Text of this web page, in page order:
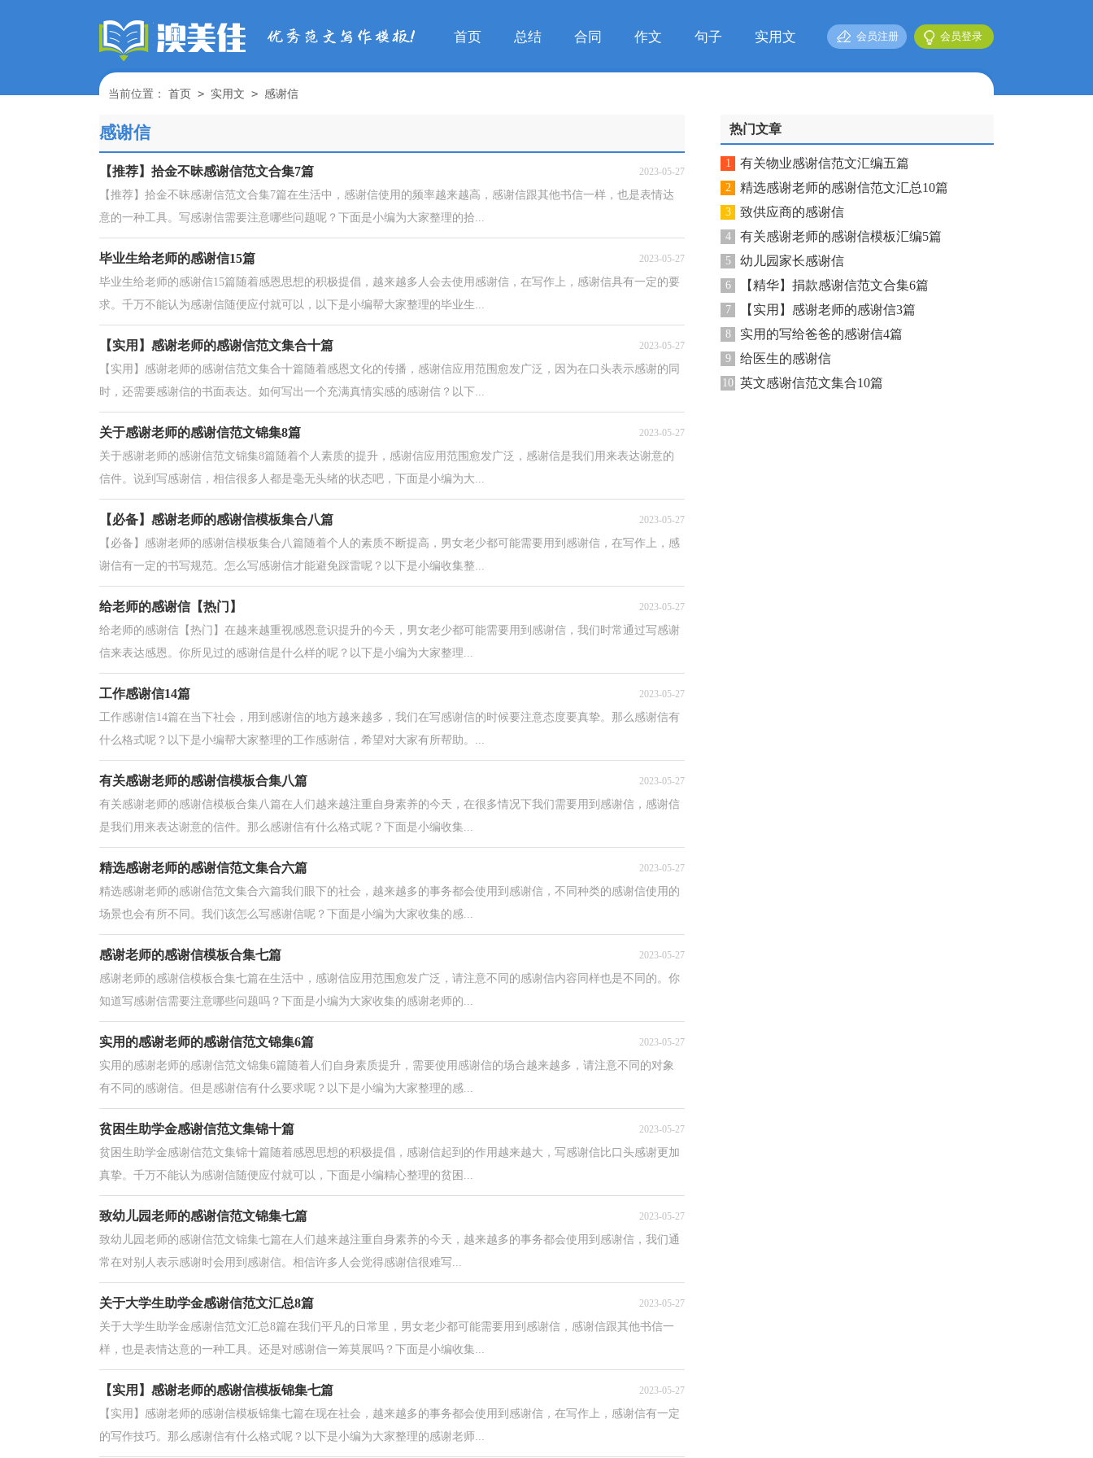
首页 总结 合同 作文 句子 实用文 会员登录
会员注册
当前位置： 首页 > 实用文 > 感谢信
感谢信
【推荐】拾金不昧感谢信范文合集7篇 2023-05-27
【推荐】拾金不昧感谢信范文合集7篇在生活中，感谢信使用的频率越来越高，感谢信跟其他书信一样，也是表情达
意的一种工具。写感谢信需要注意哪些问题呢？下面是小编为大家整理的拾...
毕业生给老师的感谢信15篇 2023-05-27
毕业生给老师的感谢信15篇随着感恩思想的积极提倡，越来越多人会去使用感谢信，在写作上，感谢信具有一定的要
求。千万不能认为感谢信随便应付就可以，以下是小编帮大家整理的毕业生...
【实用】感谢老师的感谢信范文集合十篇 2023-05-27
【实用】感谢老师的感谢信范文集合十篇随着感恩文化的传播，感谢信应用范围愈发广泛，因为在口头表示感谢的同
时，还需要感谢信的书面表达。如何写出一个充满真情实感的感谢信？以下...
关于感谢老师的感谢信范文锦集8篇 2023-05-27
关于感谢老师的感谢信范文锦集8篇随着个人素质的提升，感谢信应用范围愈发广泛，感谢信是我们用来表达谢意的
信件。说到写感谢信，相信很多人都是毫无头绪的状态吧，下面是小编为大...
【必备】感谢老师的感谢信模板集合八篇 2023-05-27
【必备】感谢老师的感谢信模板集合八篇随着个人的素质不断提高，男女老少都可能需要用到感谢信，在写作上，感
谢信有一定的书写规范。怎么写感谢信才能避免踩雷呢？以下是小编收集整...
给老师的感谢信【热门】 2023-05-27
给老师的感谢信【热门】在越来越重视感恩意识提升的今天，男女老少都可能需要用到感谢信，我们时常通过写感谢
信来表达感恩。你所见过的感谢信是什么样的呢？以下是小编为大家整理...
工作感谢信14篇 2023-05-27
工作感谢信14篇在当下社会，用到感谢信的地方越来越多，我们在写感谢信的时候要注意态度要真挚。那么感谢信有
什么格式呢？以下是小编帮大家整理的工作感谢信，希望对大家有所帮助。...
有关感谢老师的感谢信模板合集八篇 2023-05-27
有关感谢老师的感谢信模板合集八篇在人们越来越注重自身素养的今天，在很多情况下我们需要用到感谢信，感谢信
是我们用来表达谢意的信件。那么感谢信有什么格式呢？下面是小编收集...
精选感谢老师的感谢信范文集合六篇 2023-05-27
精选感谢老师的感谢信范文集合六篇我们眼下的社会，越来越多的事务都会使用到感谢信，不同种类的感谢信使用的
场景也会有所不同。我们该怎么写感谢信呢？下面是小编为大家收集的感...
感谢老师的感谢信模板合集七篇 2023-05-27
感谢老师的感谢信模板合集七篇在生活中，感谢信应用范围愈发广泛，请注意不同的感谢信内容同样也是不同的。你
知道写感谢信需要注意哪些问题吗？下面是小编为大家收集的感谢老师的...
实用的感谢老师的感谢信范文锦集6篇 2023-05-27
实用的感谢老师的感谢信范文锦集6篇随着人们自身素质提升，需要使用感谢信的场合越来越多，请注意不同的对象
有不同的感谢信。但是感谢信有什么要求呢？以下是小编为大家整理的感...
贫困生助学金感谢信范文集锦十篇 2023-05-27
贫困生助学金感谢信范文集锦十篇随着感恩思想的积极提倡，感谢信起到的作用越来越大，写感谢信比口头感谢更加
真挚。千万不能认为感谢信随便应付就可以，下面是小编精心整理的贫困...
致幼儿园老师的感谢信范文锦集七篇 2023-05-27
致幼儿园老师的感谢信范文锦集七篇在人们越来越注重自身素养的今天，越来越多的事务都会使用到感谢信，我们通
常在对别人表示感谢时会用到感谢信。相信许多人会觉得感谢信很难写...
关于大学生助学金感谢信范文汇总8篇 2023-05-27
关于大学生助学金感谢信范文汇总8篇在我们平凡的日常里，男女老少都可能需要用到感谢信，感谢信跟其他书信一
样，也是表情达意的一种工具。还是对感谢信一筹莫展吗？下面是小编收集...
【实用】感谢老师的感谢信模板锦集七篇 2023-05-27
【实用】感谢老师的感谢信模板锦集七篇在现在社会，越来越多的事务都会使用到感谢信，在写作上，感谢信有一定
的写作技巧。那么感谢信有什么格式呢？以下是小编为大家整理的感谢老师...
热门文章
1 有关物业感谢信范文汇编五篇
2 精选感谢老师的感谢信范文汇总10篇
3 致供应商的感谢信
4 有关感谢老师的感谢信模板汇编5篇
5 幼儿园家长感谢信
6 【精华】捐款感谢信范文合集6篇
7 【实用】感谢老师的感谢信3篇
8 实用的写给爸爸的感谢信4篇
9 给医生的感谢信
10 英文感谢信范文集合10篇